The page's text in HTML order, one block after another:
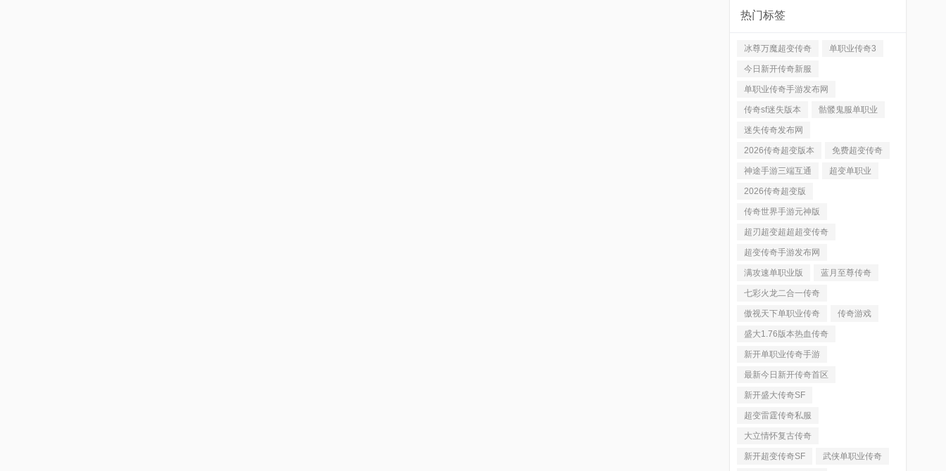
热门标签
冰尊万魔超变传奇 单职业传奇3
今日新开传奇新服
单职业传奇手游发布网
传奇sf迷失版本 骷髅鬼服单职业
迷失传奇发布网
2026传奇超变版本 免费超变传奇
神途手游三端互通 超变单职业
2026传奇超变版
传奇世界手游元神版
超刃超变超超超变传奇
超变传奇手游发布网
满攻速单职业版 蓝月至尊传奇
七彩火龙二合一传奇
傲视天下单职业传奇 传奇游戏
盛大1.76版本热血传奇
新开单职业传奇手游
最新今日新开传奇首区
新开盛大传奇SF
超变雷霆传奇私服
大立情怀复古传奇
新开超变传奇SF 武侠单职业传奇